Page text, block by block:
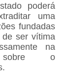
poderá
uma
fundadas
ser vítima
na
sobre o